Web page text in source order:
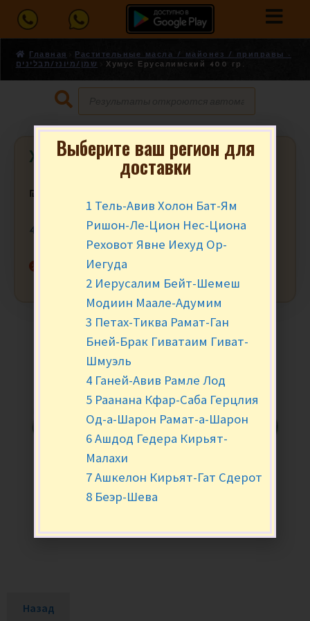
Главная
Растительные масла / майонез / приправы -
שמן/מיונז/תבלינים
Хумус Ерусалимский 400 гр.
Хумус Ерусалимский 400 гр.
₪
400 гр.
Нет в наличии
Назад
Выберите ваш регион для
доставки
1 Тель-Авив Холон Бат-Ям
Ришон-Ле-Цион Нес-Циона
Реховот Явне Иехуд Ор-
Иегуда
2 Иерусалим Бейт-Шемеш
Модиин Маале-Адумим
3 Петах-Тиква Рамат-Ган
Бней-Брак Гиватаим Гиват-
Шмуэль
4 Ганей-Авив Рамле Лод
5 Раанана Кфар-Саба Герцлия
Од-а-Шарон Рамат-а-Шарон
6 Ашдод Гедера Кирьят-
Малахи
7 Ашкелон Кирьят-Гат Сдерот
8 Беэр-Шева